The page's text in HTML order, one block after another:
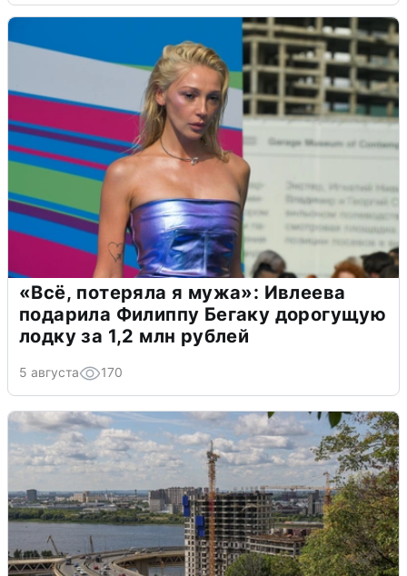
«Всё, потеряла я мужа»: Ивлеева
подарила Филиппу Бегаку дорогущую
лодку за 1,2 млн рублей
5 августа 170